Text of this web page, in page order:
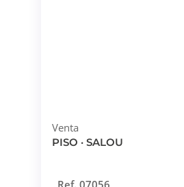
Venta
PISO · SALOU